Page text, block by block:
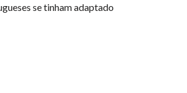
se tinham adaptado